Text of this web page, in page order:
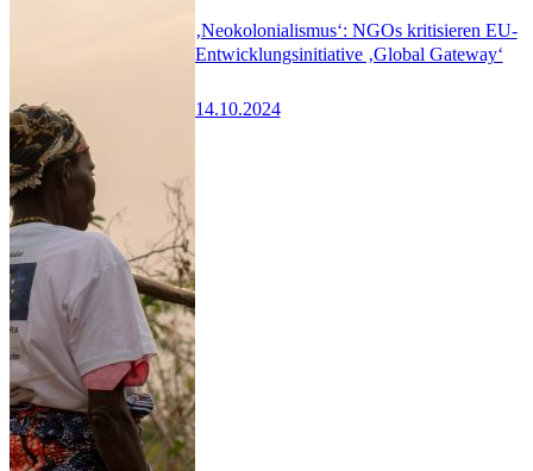
‚Neokolonialismus‘: NGOs kritisieren EU-
Entwicklungsinitiative ‚Global Gateway‘
14.10.2024